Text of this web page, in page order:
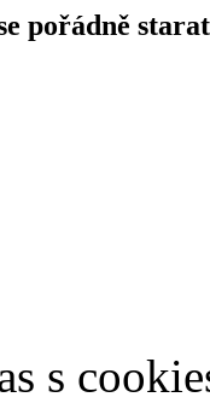
pořádně
s